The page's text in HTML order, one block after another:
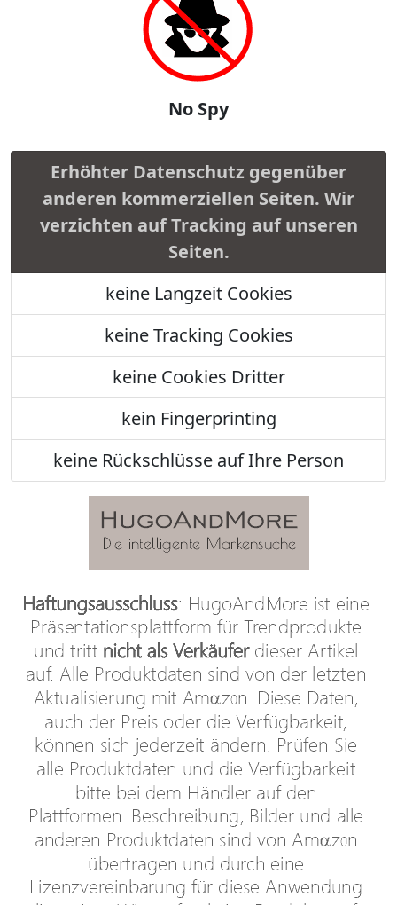
No Spy
Erhöhter Datenschutz gegenüber
anderen kommerziellen Seiten. Wir
verzichten auf Tracking auf unseren
Seiten.
keine Langzeit Cookies
keine Tracking Cookies
keine Cookies Dritter
kein Fingerprinting
keine Rückschlüsse auf Ihre Person